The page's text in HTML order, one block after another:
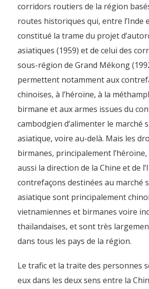
corridors routiers de la région
routes historiques qui, entre l’Inde
constitué la trame du projet
asiatiques (1959) et de celui des
sous-région de Grand Mékong
permettent notamment aux
chinoises, à l’héroïne, à la
birmane et aux armes issues du
cambodgien d’alimenter le marché
asiatique, voire au-delà. Mais les
birmanes, principalement
aussi la direction de la Chine et de
contrefaçons destinées au marché
asiatique sont principalement
vietnamiennes et birmanes voire
thaïlandaises, et sont très
dans tous les pays de la région.
Le trafic et la traite des personnes
eux dans les deux sens entre la